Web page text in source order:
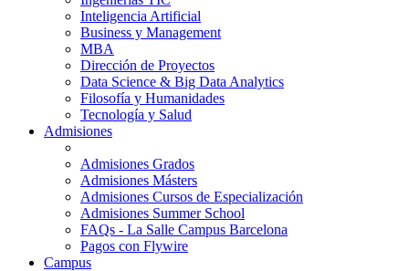
Inteligencia Artificial
Business y Management
MBA
Dirección de Proyectos
Data Science & Big Data Analytics
Filosofía y Humanidades
Tecnología y Salud
Admisiones
Admisiones Grados
Admisiones Másters
Admisiones Cursos de Especialización
Admisiones Summer School
FAQs - La Salle Campus Barcelona
Pagos con Flywire
Campus